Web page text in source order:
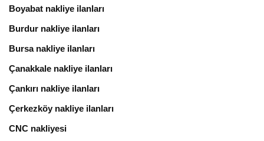
Boyabat nakliye ilanları
Burdur nakliye ilanları
Bursa nakliye ilanları
Çanakkale nakliye ilanları
Çankırı nakliye ilanları
Çerkezköy nakliye ilanları
CNC nakliyesi